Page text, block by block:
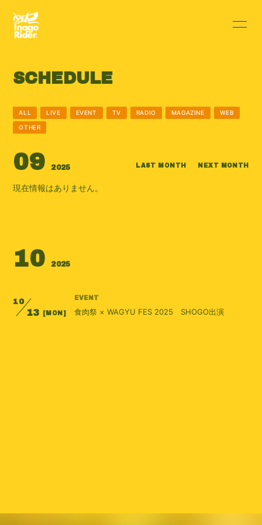
SCHEDULE
DISCOGRAPHY VIDEO
RADIO PHOTO
Q&A
会員登録
SCHEDULE
ALL LIVE EVENT TV RADIO MAGAZINE WEB
OTHER
09 2025 LAST MONTH NEXT MONTH
現在情報はありません。
10 2025
10
13 [MON]
EVENT
食肉祭 × WAGYU FES 2025 SHOGO出演